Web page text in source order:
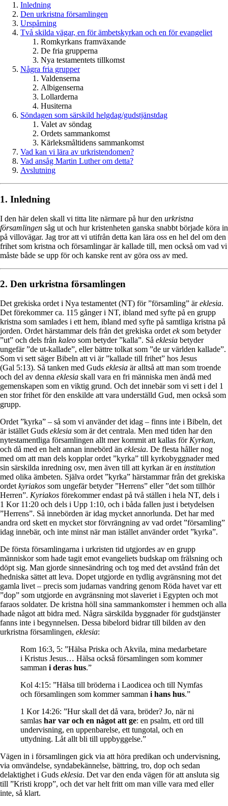
Inledning
Den urkristna församlingen
Urspårning
Två skilda vägar, en för ämbetskyrkan och en för evangeliet
Romkyrkans framväxande
De fria grupperna
Nya testamentets tillkomst
Några fria grupper
Valdenserna
Albigenserna
Lollarderna
Husiterna
Söndagen som särskild helgdag/gudstjänstdag
Valet av söndag
Ordets sammankomst
Kärleksmåltidens sammankomst
Vad kan vi lära av urkristendomen?
Vad ansåg Martin Luther om detta?
Avslutning
1. Inledning
I den här delen skall vi titta lite närmare på hur den urkristna
församlingen såg ut och hur kristenheten ganska snabbt började köra in
på villovägar. Jag tror att vi utifrån detta kan lära oss en hel del om den
frihet som kristna och församlingar är kallade till, men också om vad vi
måste både se upp för och kanske rent av göra oss av med.
2. Den urkristna församlingen
Det grekiska ordet i Nya testamentet (NT) för ”församling” äreklesia.
Det förekommer ca. 115 gånger i NT, ibland med syfte på en grupp
kristna som samlades i ett hem, ibland med syfte på samtliga kristna på
jorden. Ordet härstammar dels från det grekiska ordet eksom betyder
”ut” och dels från kaleo som betyder ”kalla”. Så eklesia betyder
ungefär ”de ut-kallade”, eller bättre tolkat som ”de ur världen kallade”.
Som vi sett säger Bibeln att vi är ”kallade till frihet” hos Jesus
(Gal 5:13). Så tanken med Guds eklesia är alltså att man som troende
och del av denna eklesia skall vara en fri människa men ändå med
gemenskapen som en viktig grund. Och det innebär som vi sett i del 1
en stor frihet för den enskilde att vara underställd Gud, men också som
grupp.
Ordet ”kyrka” – så som vi använder det idag – finns inte i Bibeln, det
är istället Guds eklesia som är det centrala. Men med tiden har den
nytestamentliga församlingen allt mer kommit att kallas för Kyrkan,
och då med en helt annan innebörd än eklesia. De flesta håller nog
med om att man dels kopplar ordet ”kyrka” till kyrkobyggnader med
sin särskilda inredning osv, men även till att kyrkan är en institution
med olika ämbeten. Själva ordet ”kyrka” härstammar från det grekiska
ordet kyriakos som ungefär betyder ”Herrens” eller ”det som tillhör
Herren”. Kyriakos förekommer endast på två ställen i hela NT, dels i
1 Kor 11:20 och dels i Upp 1:10, och i båda fallen just i betydelsen
”Herrens”. Så innebörden är idag mycket annorlunda. Det har med
andra ord skett en mycket stor förvrängning av vad ordet ”församling”
idag innebär, och inte minst när man istället använder ordet ”kyrka”.
De första församlingarna i urkristen tid utgjordes av en grupp
människor som hade tagit emot evangeliets budskap om frälsning och
döpt sig. Man gjorde sinnesändring och tog med det avstånd från det
hedniska sättet att leva. Dopet utgjorde en tydlig avgränsning mot det
gamla livet – precis som judarnas vandring genom Röda havet var ett
”dop” som utgjorde en avgränsning mot slaveriet i Egypten och mot
faraos soldater. De kristna höll sina sammankomster i hemmen och alla
hade något att bidra med. Några särskilda byggnader för gudstjänster
fanns inte i begynnelsen. Dessa bibelord bidrar till bilden av den
urkristna församlingen, eklesia:
Rom 16:3, 5: ”Hälsa Priska och Akvila, mina medarbetare
i Kristus Jesus… Hälsa också församlingen som kommer
samman i deras hus.”
Kol 4:15: ”Hälsa till bröderna i Laodicea och till Nymfas
och församlingen som kommer samman i hans hus.”
1 Kor 14:26: ”Hur skall det då vara, bröder? Jo, när ni
samlas har var och en något att ge: en psalm, ett ord till
undervisning, en uppenbarelse, ett tungotal, och en
uttydning. Låt allt bli till uppbyggelse.”
Vägen in i församlingen gick via att höra predikan och undervisning,
via omvändelse, syndabekännelse, bättring, tro, dop och sedan
delaktighet i Guds eklesia. Det var den enda vägen för att ansluta sig
till ”Kristi kropp”, och det var helt fritt om man ville vara med eller
inte, så klart.